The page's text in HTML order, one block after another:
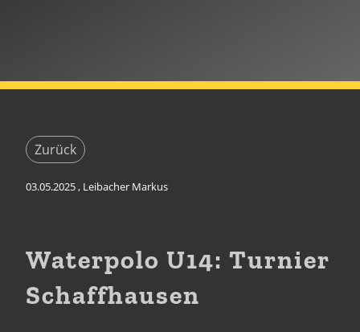
Zurück
03.05.2025, Leibacher Markus
Waterpolo U14: Turnier
Schaffhausen